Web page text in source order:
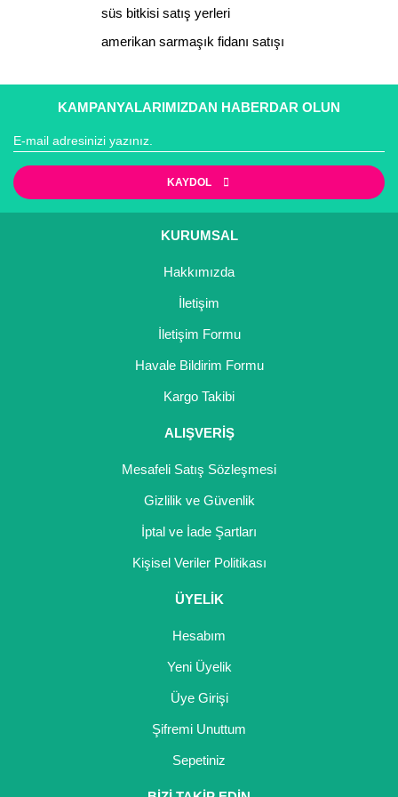
süs bitkisi satış yerleri
amerikan sarmaşık fidanı satışı
KAMPANYALARIMIZDAN HABERDAR OLUN
KAYDOL
KURUMSAL
Hakkımızda
İletişim
İletişim Formu
Havale Bildirim Formu
Kargo Takibi
ALIŞVERİŞ
Mesafeli Satış Sözleşmesi
Gizlilik ve Güvenlik
İptal ve İade Şartları
Kişisel Veriler Politikası
ÜYELİK
Hesabım
Yeni Üyelik
Üye Girişi
Şifremi Unuttum
Sepetiniz